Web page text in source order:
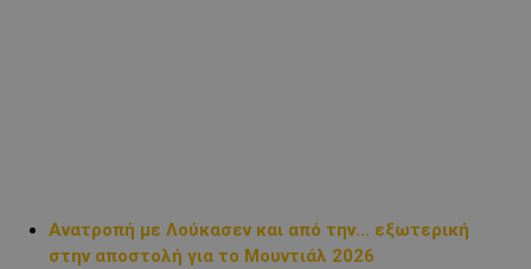
Ανατροπή με Λούκασεν και από την… εξωτερική
στην αποστολή για το Μουντιάλ 2026